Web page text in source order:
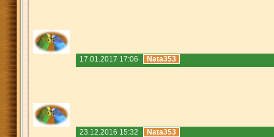
17.01.2017 17:06 Nata353
23.12.2016 15:32 Nata353